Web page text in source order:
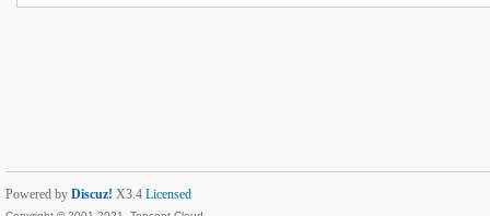
Powered by Discuz! X3.4 Licensed